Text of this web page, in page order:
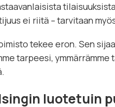
ei riitä – tarvitaan
tekee eron. Sen
tarpeesi,
luotetuin